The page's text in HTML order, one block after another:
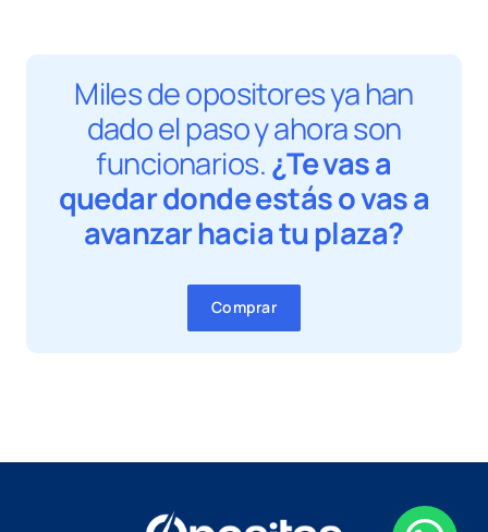
Miles de opositores ya han
dado el paso y ahora son
funcionarios.¿Te vas a
quedar donde estás o vas a
avanzar hacia tu plaza?
Comprar